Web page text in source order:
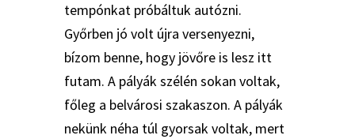
tempónkat próbáltuk autózni.
Győrben jó volt újra versenyezni,
bízom benne, hogy jövőre is lesz itt
futam. A pályák szélén sokan voltak,
főleg a belvárosi szakaszon. A pályák
nekünk néha túl gyorsak voltak, mert